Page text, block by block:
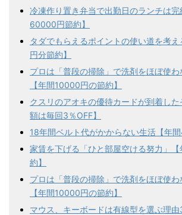
冷凍作り置き弁当で出勤日のランチは完
60000円節約】
タダでもらえるポイントの使い道を考
円分節約】
プロは「普段の掃除」で洗剤をほぼ使わ
【年間10000円の節約】
クスリのアオキの優待カードが到着した
額は毎回3％OFF】
18年間ベルト代がかからない生活【年間
家賃を下げる「ひと部屋空ける努力」
約】
プロは「普段の掃除」で洗剤をほぼ使わ
【年間10000円の節約】
マウス、キーボードは有線型を選ぶ理